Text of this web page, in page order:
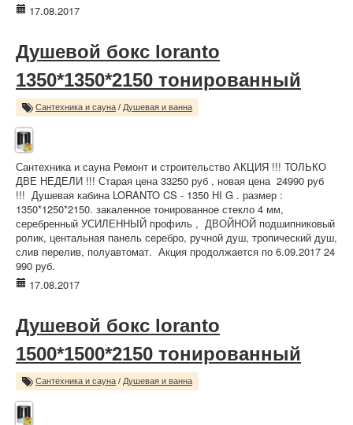
17.08.2017
Душевой бокс loranto
1350*1350*2150 тонированный
Сантехника и сауна / Душевая и ванна
Сантехника и сауна Ремонт и строительство АКЦИЯ !!! ТОЛЬКО
ДВЕ НЕДЕЛИ !!! Старая цена 33250 руб , новая цена 24990 руб
!!! Душевая кабина LORANTO CS - 1350 НI G . размер :
1350*1250*2150. закаленное тонированное стекло 4 мм,
серебренный УСИЛЕННЫЙ профиль , ДВОЙНОЙ подшипниковый
ролик, центальная панель серебро, ручной душ, тропический душ,
слив перелив, полуавтомат. Акция продолжается по 6.09.2017 24
990 руб.
17.08.2017
Душевой бокс loranto
1500*1500*2150 тонированный
Сантехника и сауна / Душевая и ванна